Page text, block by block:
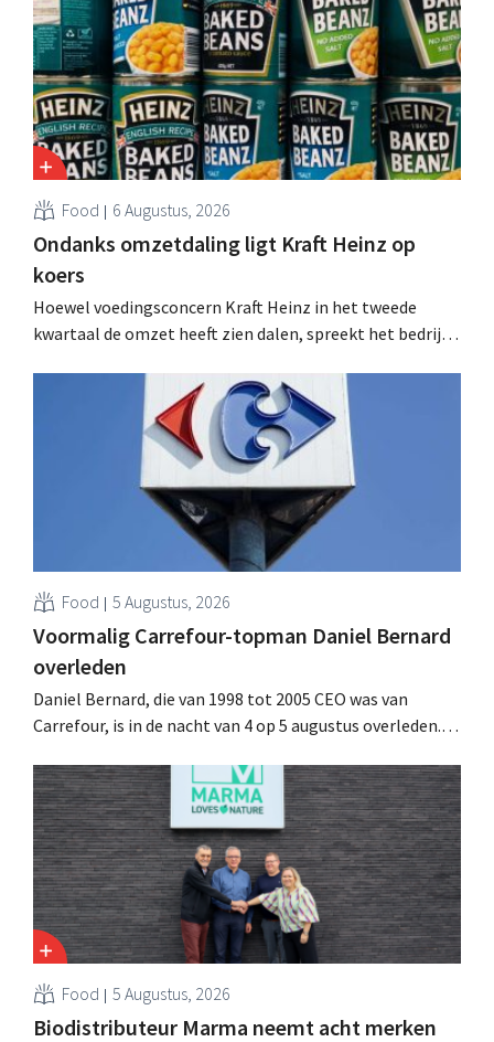
Food 6 Augustus, 2026
Ondanks omzetdaling ligt Kraft Heinz op
koers
Hoewel voedingsconcern Kraft Heinz in het tweede
kwartaal de omzet heeft zien dalen, spreekt het bedrijf
multinational verhoogt de investeringen en de
vooruitzichten.
Food 5 Augustus, 2026
Voormalig Carrefour-topman Daniel Bernard
overleden
Daniel Bernard, die van 1998 tot 2005 CEO was van
Carrefour, is in de nacht van 4 op 5 augustus overleden.
retailer, realiseerde de fusie met Promodès en nam
toenmalig Belgisch marktleider GB over.
Food 5 Augustus, 2026
Biodistributeur Marma neemt acht merken